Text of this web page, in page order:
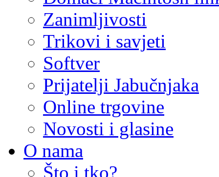
Zanimljivosti
Trikovi i savjeti
Softver
Prijatelji Jabučnjaka
Online trgovine
Novosti i glasine
O nama
Što i tko?